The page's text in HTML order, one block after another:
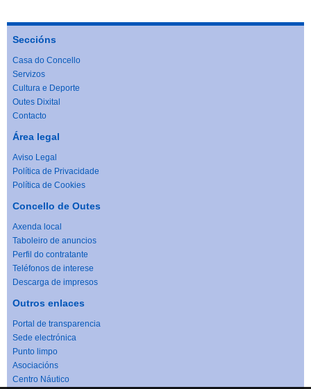
Seccións
Casa do Concello
Servizos
Cultura e Deporte
Outes Dixital
Contacto
Área legal
Aviso Legal
Política de Privacidade
Política de Cookies
Concello de Outes
Axenda local
Taboleiro de anuncios
Perfil do contratante
Teléfonos de interese
Descarga de impresos
Outros enlaces
Portal de transparencia
Sede electrónica
Punto limpo
Asociacións
Centro Náutico